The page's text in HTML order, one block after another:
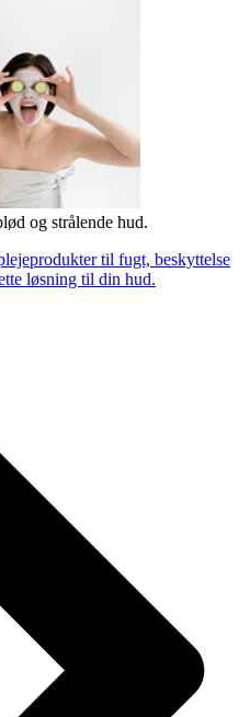
og strålende hud.
til fugt, beskyttelse
løsning til din hud.